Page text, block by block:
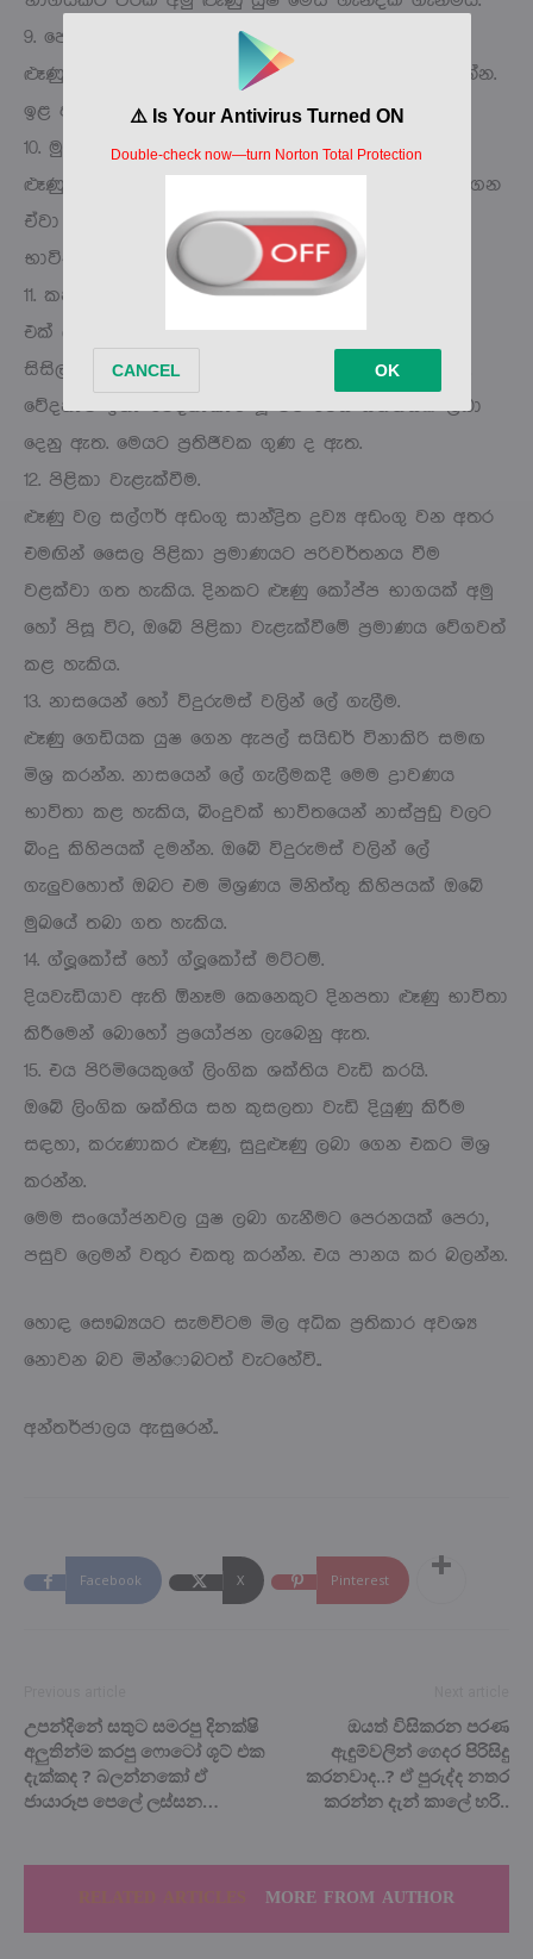
9. පෙනහළු ආසාදනය වීමට.
ළූණු තම්බා, පොඩි කර රෙදි ස්ථර දෙකක් අතර තබන්න.
ඉළ ඇටයේ පැය 2 ක් පමණ ආලේප කරන්න.
10. මුත්‍රා ආසාදනයට.
ළූණු 3 ක්, කළු රාබු 3 ක් සහ දෙහි ගෙඩි 5 ක යුෂ ගෙන
ඒවා මිශ්‍ර කර දිනකට 5 වතාවක් තේ හැන්දක 1 ක්
භාවිතා කරන්න.
11. කන් කැක්කුම / කන් ආසාදන වලට.
එක් ළූණු ගෙඩියක් අඩකින් කපා, විනාඩි 5 ක් තම්බා,
සිසිල් වීමට ඉඩ දී කනට එරෙහිව අඩක් මිරිකා ගන්න.
වේදනාව ඉතා වේදනාකාරී වූ විට මෙය සහනයක් ලබා
දෙනු ඇත. මෙයට ප්‍රතිජීවක ගුණ ද ඇත.
12. පිළිකා වැළැක්වීම.
ළූණු වල සල්ෆර් අඩංගු සාන්ද්‍රිත ද්‍රව්‍ය අඩංගු වන අතර
එමඟින් සෛල පිළිකා ප්‍රමාණයට පරිවර්තනය වීම
වළක්වා ගත හැකිය. දිනකට ළූණු කෝප්ප භාගයක් අමු
හෝ පිසූ විට, ඔබේ පිළිකා වැළැක්වීමේ ප්‍රමාණය වේගවත්
කළ හැකිය.
13. නාසයෙන් හෝ විදුරුමස් වලින් ලේ ගැලීම.
ළූණු ගෙඩියක යුෂ ගෙන ඇපල් සයිඩර් විනාකිරි සමඟ
මිශ්‍ර කරන්න. නාසයෙන් ලේ ගැලීමකදී මෙම ද්‍රාවණය
භාවිතා කළ හැකිය, බිංදුවක් භාවිතයෙන් නාස්පුඩු වලට
බිංදු කිහිපයක් දමන්න. ඔබේ විදුරුමස් වලින් ලේ
ගැලුවහොත් ඔබට එම මිශ්‍රණය මිනිත්තු කිහිපයක් ඔබේ
මුඛයේ තබා ගත හැකිය.
14. ග්ලූකෝස් හෝ ග්ලූකෝස් මට්ටම්.
දියවැඩියාව ඇති ඕනෑම කෙනෙකුට දිනපතා ළූණු භාවිතා
කිරීමෙන් බොහෝ ප්‍රයෝජන ලැබෙනු ඇත.
15. එය පිරිමියෙකුගේ ලිංගික ශක්තිය වැඩි කරයි.
ඔබේ ලිංගික ශක්තිය සහ කුසලතා වැඩි දියුණු කිරීම
සඳහා, කරුණාකර ළූණු, සුදුළූණු ලබා ගෙන එකට මිශ්‍ර
කරන්න.
මෙම සංයෝජනවල යුෂ ලබා ගැනීමට පෙරනයක් පෙරා,
පසුව ලෙමන් වතුර එකතු කරන්න. එය පානය කර බලන්න.
හොඳ සෞඛ්‍යයට සැමවිටම මිල අධික ප්‍රතිකාර අවශ්‍ය
නොවන බව මින්ොබටත් වැටහේවි..
අන්තර්ජාලය ඇසුරෙන්..
Facebook X Pinterest
උපන්දිනේ සතුට සමරපු දිනක්ෂි
අලුතින්ම කරපු ෆොටෝ ශූට් එක
දැක්කද ? බලන්නකෝ ඒ
ජායාරූප පෙලේ ලස්සන…
ඔයත් විසිකරන පරණ
ඇඳුම්වලින් ගෙදර පිරිසිදු
කරනවාද..? ඒ පුරුද්ද නතර
කරන්න දැන් කාලේ හරි..
MORE FROM AUTHOR